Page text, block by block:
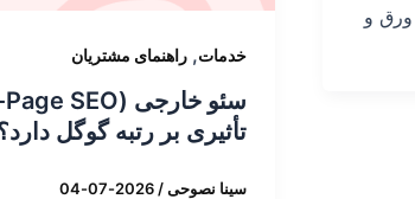
و
خدمات, راهنمای مشتریان
تأثیری بر رتبه گوگل
سینا نصوحی/
2026-07-04